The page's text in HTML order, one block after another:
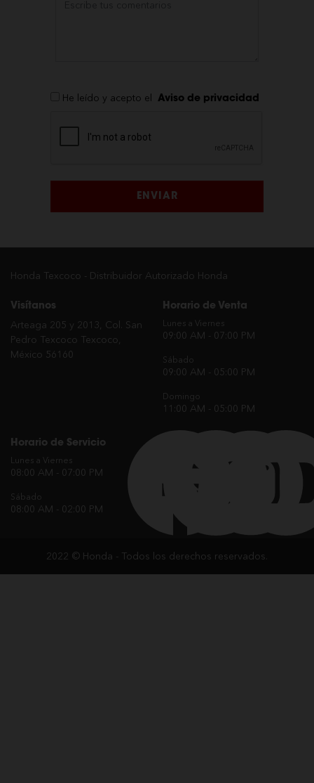
He leído y acepto el Aviso de privacidad
ENVIAR
Honda Texcoco - Distribuidor Autorizado Honda
Visítanos
Arteaga 205 y 2013, Col. San
Pedro Texcoco Texcoco,
México 56160
Horario de Venta
Lunes a Viernes
09:00 AM - 07:00 PM
Sábado
09:00 AM - 05:00 PM
Domingo
11:00 AM - 05:00 PM
Horario de Servicio
Lunes a Viernes
08:00 AM - 07:00 PM
Sábado
08:00 AM - 02:00 PM
2022 © Honda - Todos los derechos reservados.